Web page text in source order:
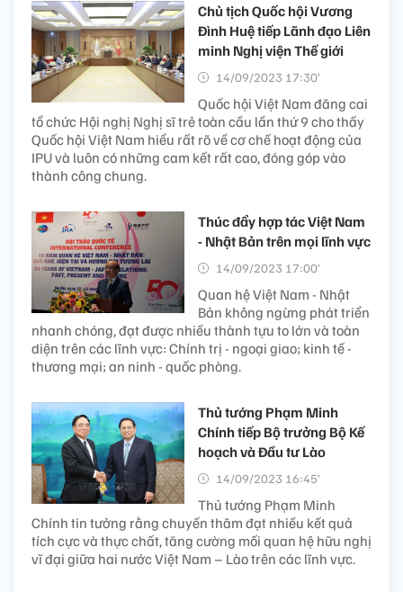
Chủ tịch Quốc hội Vương
Đình Huệ tiếp Lãnh đạo Liên
minh Nghị viện Thế giới
14/09/2023 17:30’
Quốc hội Việt Nam đăng cai
tổ chức Hội nghị Nghị sĩ trẻ toàn cầu lần thứ 9 cho thấy
Quốc hội Việt Nam hiểu rất rõ về cơ chế hoạt động của
IPU và luôn có những cam kết rất cao, đóng góp vào
thành công chung.
Thúc đẩy hợp tác Việt Nam
- Nhật Bản trên mọi lĩnh vực
14/09/2023 17:00’
Quan hệ Việt Nam - Nhật
Bản không ngừng phát triển
nhanh chóng, đạt được nhiều thành tựu to lớn và toàn
diện trên các lĩnh vực: Chính trị - ngoại giao; kinh tế -
thương mại; an ninh - quốc phòng.
Thủ tướng Phạm Minh
Chính tiếp Bộ trưởng Bộ Kế
hoạch và Đầu tư Lào
14/09/2023 16:45’
Thủ tướng Phạm Minh
Chính tin tưởng rằng chuyến thăm đạt nhiều kết quả
tích cực và thực chất, tăng cường mối quan hệ hữu nghị
vĩ đại giữa hai nước Việt Nam – Lào trên các lĩnh vực.